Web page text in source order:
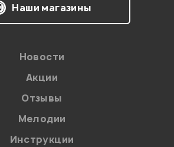
Наши магазины
Новости
Акции
Отзывы
Мелодии
Инструкции